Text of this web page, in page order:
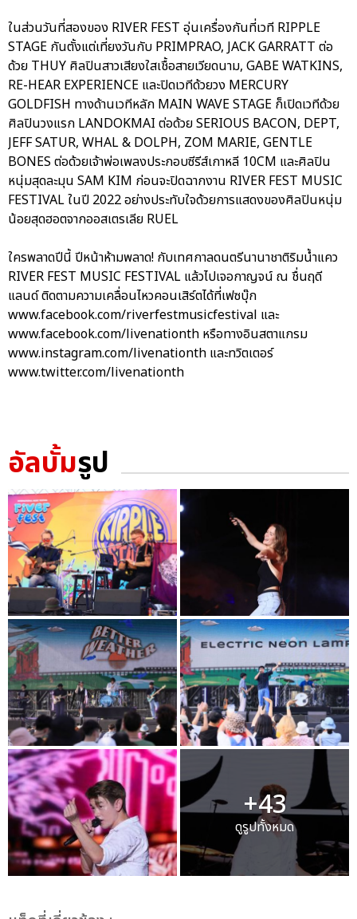
ในส่วนวันที่สองของ RIVER FEST อุ่นเครื่องกันที่เวที RIPPLE
STAGE กันตั้งแต่เที่ยงวันกับ PRIMPRAO, JACK GARRATT ต่อ
ด้วย THUY ศิลปินสาวเสียงใสเชื้อสายเวียดนาม, GABE WATKINS,
RE-HEAR EXPERIENCE และปิดเวทีด้วยวง MERCURY
GOLDFISH ทางด้านเวทีหลัก MAIN WAVE STAGE ก็เปิดเวทีด้วย
ศิลปินวงแรก LANDOKMAI ต่อด้วย SERIOUS BACON, DEPT,
JEFF SATUR, WHAL & DOLPH, ZOM MARIE, GENTLE
BONES ต่อด้วยเจ้าพ่อเพลงประกอบซีรีส์เกาหลี 10CM และศิลปิน
หนุ่มสุดละมุน SAM KIM ก่อนจะปิดฉากงาน RIVER FEST MUSIC
FESTIVAL ในปี 2022 อย่างประทับใจด้วยการแสดงของศิลปินหนุ่ม
น้อยสุดฮอตจากออสเตรเลีย RUEL
ใครพลาดปีนี้ ปีหน้าห้ามพลาด! กับเทศกาลดนตรีนานาชาติริมน้ำแคว
RIVER FEST MUSIC FESTIVAL แล้วไปเจอกาญจน์ ณ ชื่นฤดี
แลนด์ ติดตามความเคลื่อนไหวคอนเสิร์ตได้ที่เฟซบุ๊ก
www.facebook.com/riverfestmusicfestival และ
www.facebook.com/livenationth หรือทางอินสตาแกรม
www.instagram.com/livenationth และทวิตเตอร์
www.twitter.com/livenationth
อัลบั้มรูป
+43
ดูรูปทั้งหมด